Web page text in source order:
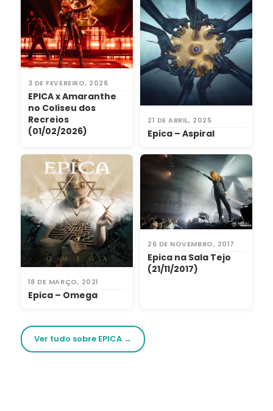
3 DE FEVEREIRO, 2026
EPICA x Amaranthe
no Coliseu dos
Recreios
(01/02/2026)
21 DE ABRIL, 2025
Epica – Aspiral
18 DE MARÇO, 2021
Epica – Omega
26 DE NOVEMBRO, 2017
Epica na Sala Tejo
(21/11/2017)
Ver tudo sobre EPICA →